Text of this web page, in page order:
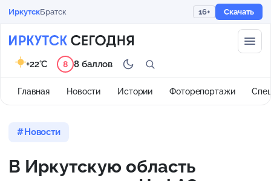
ИркутскБратск 16+ Скачать
Главная Новости Истории Фоторепортажи
+22°C 8 8 баллов
Новости
В Иркутскую область